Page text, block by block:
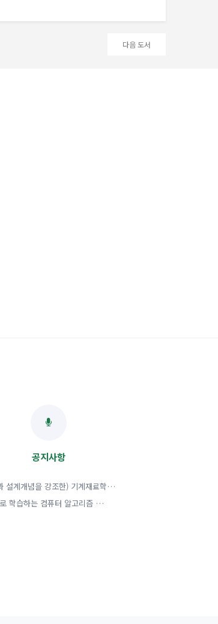
다음 도서
공지사항
설계개념을 강조한) 기계재료학…
학습하는 컴퓨터 알고리즘 …